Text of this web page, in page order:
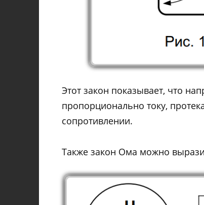
Этот закон показывает, что
пропорционально току,
сопротивлении.
Также закон Ома можно